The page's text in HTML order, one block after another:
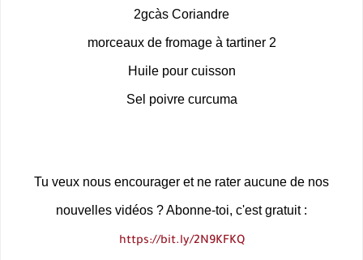
2gcàs Coriandre
2 morceaux de fromage à tartiner
Huile pour cuisson
Sel poivre curcuma
Tu veux nous encourager et ne rater aucune de nos
nouvelles vidéos ? Abonne-toi, c'est gratuit :
https://bit.ly/2N9KFKQ